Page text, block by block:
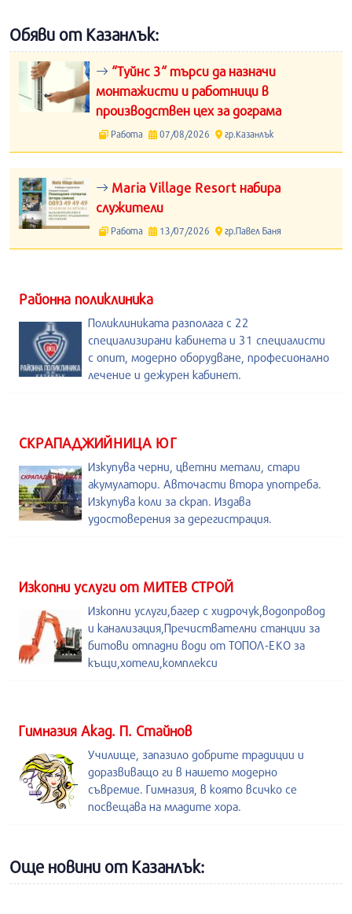
Обяви от Казанлък:
“Туйнс 3“ търси да назначи
монтажисти и работници в
производствен цех за дограма
Работа 07/08/2026 гр.Казанлък
Maria Village Resort набира
служители
Работа 13/07/2026 гр.Павел Баня
Районна поликлиника
Поликлиниката разполага с 22
специализирани кабинета и 31 специалисти
с опит, модерно оборудване, професионално
лечение и дежурен кабинет.
СКРАПАДЖИЙНИЦА ЮГ
Изкупува черни, цветни метали, стари
акумулатори. Авточасти втора употреба.
Изкупува коли за скрап. Издава
удостоверения за дерегистрация.
Изкопни услуги от МИТЕВ СТРОЙ
Изкопни услуги,багер с хидрочук,водопровод
и канализация,Пречиствателни станции за
битови отпадни води от ТОПОЛ-ЕКО за
къщи,хотели,комплекси
Гимназия Акад. П. Стайнов
Училище, запазило добрите традиции и
доразвиващо ги в нашето модерно
съвремие. Гимназия, в която всичко се
посвещава на младите хора.
Още новини от Казанлък: